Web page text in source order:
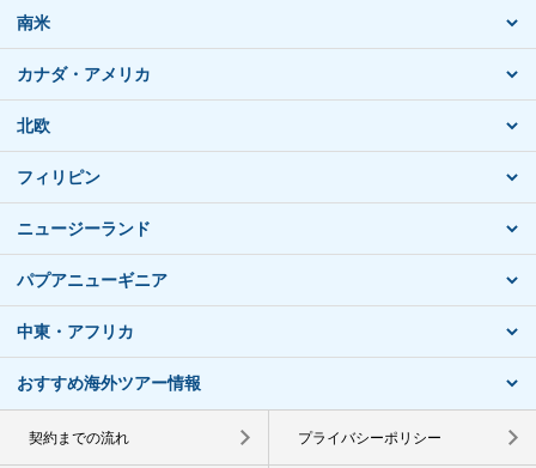
南米
カナダ・アメリカ
北欧
フィリピン
ニュージーランド
パプアニューギニア
中東・アフリカ
おすすめ海外ツアー情報
契約までの流れ プライバシーポリシー